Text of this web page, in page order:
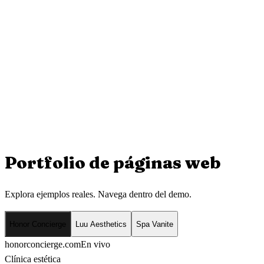
Portfolio de páginas web
Explora ejemplos reales. Navega dentro del demo.
Honor Concierge Luu Aesthetics Spa Vanite
honorconcierge.comEn vivo
Clínica estética